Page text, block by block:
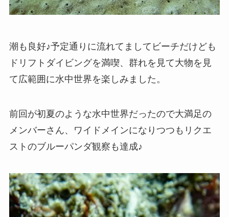
潮も良好♪予定通りに流れてましてビーチだけども
ドリフトダイビングを満喫、群れを見て大物を見
て広範囲に水中世界を楽しみました。
前回が初夏のような水中世界だったので大満足の
メンバーさん、ワイドメインになりつつもリクエ
ストのブルーパンダ観察も達成♪